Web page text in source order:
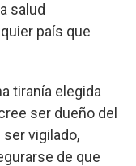
salud
país que
tiranía elegida
ser dueño del
vigilado,
de que